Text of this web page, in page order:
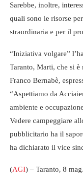
Sarebbe, inoltre,
quali sono le risorse
straordinaria e per il
“Iniziativa volgare”
Taranto, Marti, che si
Franco Bernabè,
“Aspettiamo da
ambiente e
Vedere campeggiare
pubblicitario ha il
ha dichiarato il vice
(AGI) – Taranto, 8 mag.